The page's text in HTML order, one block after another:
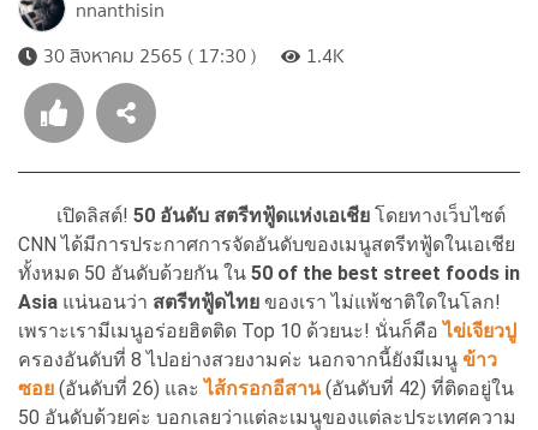
nnanthisin
30 สิงหาคม 2565 ( 17:30 )
1.4K
เปิดลิสต์! 50 อันดับ สตรีทฟู้ดแห่งเอเชีย โดยทางเว็บไซต์
CNN ได้มีการประกาศการจัดอันดับของเมนูสตรีทฟู้ดในเอเชีย
ทั้งหมด 50 อันดับด้วยกัน ใน 50 of the best street foods in
Asia แน่นอนว่า สตรีทฟู้ดไทย ของเรา ไม่แพ้ชาติใดในโลก!
เพราะเรามีเมนูอร่อยฮิตติด Top 10 ด้วยนะ! นั่นก็คือไข่เจียวปู
ครองอันดับที่ 8 ไปอย่างสวยงามค่ะ นอกจากนี้ยังมีเมนู ข้าว
ซอย (อันดับที่ 26) และไส้กรอกอีสาน(อันดับที่ 42) ที่ติดอยู่ใน
50 อันดับด้วยค่ะ บอกเลยว่าแต่ละเมนูของแต่ละประเทศความ